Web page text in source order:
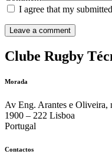
I agree that my
Clube Rugby
Morada
Av Eng. Arantes e Oliveira,
1900 – 222 Lisboa
Portugal
Contactos